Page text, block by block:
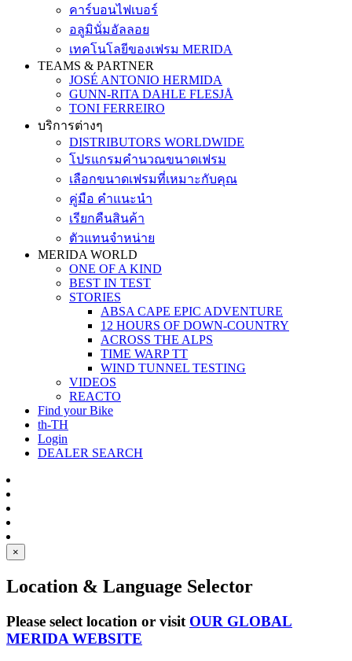
คาร์บอนไฟเบอร์
อลูมินั่มอัลลอย
เทคโนโลยีของเฟรม MERIDA
TEAMS & PARTNER
JOSÉ ANTONIO HERMIDA
GUNN-RITA DAHLE FLESJÅ
TONI FERREIRO
บริการต่างๆ
DISTRIBUTORS WORLDWIDE
โปรแกรมคำนวณขนาดเฟรม
เลือกขนาดเฟรมที่เหมาะกับคุณ
คู่มือ คำแนะนำ
เรียกคืนสินค้า
ตัวแทนจำหน่าย
MERIDA WORLD
ONE OF A KIND
BEST IN TEST
STORIES
ABSA CAPE EPIC ADVENTURE
12 HOURS OF DOWN-COUNTRY
ACROSS THE ALPS
TIME WARP TT
WIND TUNNEL TESTING
VIDEOS
REACTO
Find your Bike
th-TH
Login
DEALER SEARCH
×
Location & Language Selector
Please select location or visit OUR GLOBAL
MERIDA WEBSITE